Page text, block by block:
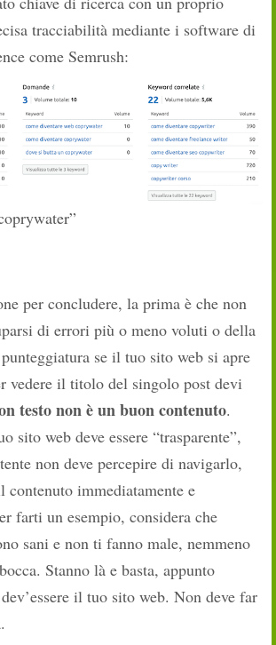
tracciabilità mediante i software di
come Semrush:
per concludere, la prima è che non
di errori più o meno voluti o della
se il tuo sito web si apre
vedere il titolo del singolo post devi
testo non è un buon contenuto.
sito web deve essere “trasparente”,
non deve percepire di navigarlo,
contenuto immediatamente e
farti un esempio, considera che
sani e non ti fanno male, nemmeno
Stanno là e basta, appunto
il tuo sito web. Non deve far